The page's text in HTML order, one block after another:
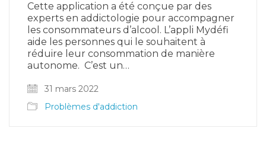
Cette application a été conçue par des
experts en addictologie pour accompagner
les consommateurs d’alcool. L’appli Mydéfi
aide les personnes qui le souhaitent à
réduire leur consommation de manière
autonome. C’est un…
31 mars 2022
Problèmes d'addiction